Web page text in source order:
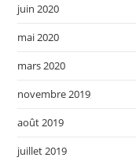
juin 2020
mai 2020
mars 2020
novembre 2019
août 2019
juillet 2019